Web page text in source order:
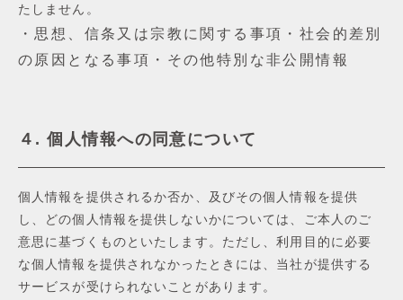
たしません。
・思想、信条⼜は宗教に関する事項・社会的差別
の原因となる事項・その他特別な⾮公開情報
４. 個⼈情報への同意について
個⼈情報を提供されるか否か、及びその個⼈情報を提供
し、どの個⼈情報を提供しないかについては、ご本⼈のご
意思に基づくものといたします。ただし、利⽤⽬的に必要
な個⼈情報を提供されなかったときには、当社が提供する
サービスが受けられないことがあります。